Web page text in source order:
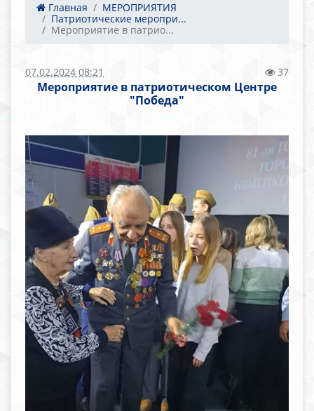
Главная
МЕРОПРИЯТИЯ
Патриотические меропри...
Мероприятие в патрио...
07.02.2024 08:21 37
Мероприятие в патриотическом Центре
"Победа"